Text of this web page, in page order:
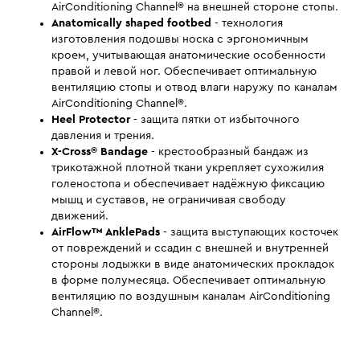
AirConditioning Channel® на внешней стороне стопы.
Anatomically shaped footbed - технология
изготовления подошвы носка с эргономичным
кроем, учитывающая анатомические особенности
правой и левой ног. Обеспечивает оптимальную
вентиляцию стопы и отвод влаги наружу по каналам
AirConditioning Channel®.
Heel Protector- защита пятки от избыточного
давления и трения.
X-Cross® Bandage - крестообразный бандаж из
трикотажной плотной ткани укрепляет сухожилия
голеностопа и обеспечивает надёжную фиксацию
мышц и суставов, не ограничивая свободу
движений.
AirFlow™ AnklePads - защита выступающих косточек
от повреждений и ссадин с внешней и внутренней
стороны лодыжки в виде анатомических прокладок
в форме полумесяца. Обеспечивает оптимальную
вентиляцию по воздушным каналам AirConditioning
Channel®.